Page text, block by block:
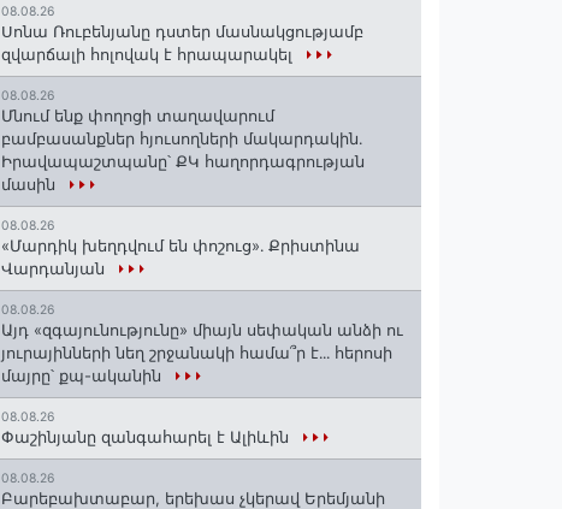
08.08.26
Սոնա Ռուբենյանը դստեր մասնակցությամբ
զվարճալի հոլովակ է հրապարակել
08.08.26
Մնում ենք փողոցի տաղավարում
բամբասանքներ հյուսողների մակարդակին․
Իրավապաշտպանը՝ ՔԿ հաղորդագրության
մասին
08.08.26
«Մարդիկ խեղդվում են փոշուց»․ Քրիստինա
Վարդանյան
08.08.26
Այդ «զգայունությունը» միայն սեփական անձի ու
յուրայինների նեղ շրջանակի համա՞ր է․․․ հերոսի
մայրը՝ քպ-ականին
08.08.26
Փաշինյանը զանգահարել է Ալիևին
08.08.26
Բարեբախտաբար, երեխաս չկերավ Երեմյանի